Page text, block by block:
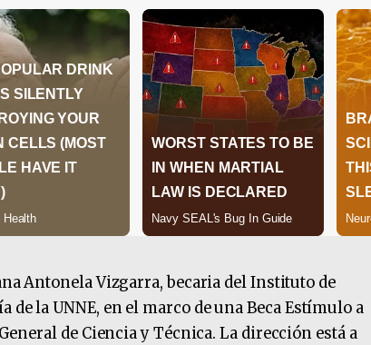
Antonela Vizgarra, becaria del Instituto de
la UNNE, en el marco de una Beca Estímulo a
de Ciencia y Técnica. La dirección está a